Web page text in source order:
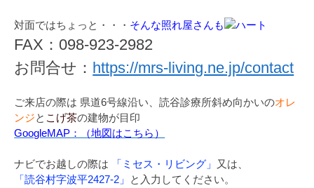
対面ではちょっと・・・ そんな照れ屋さんも
FAX：098-923-2982
お問合せ： https://mrs-living.ne.jp/contact
ご来店の際は 県道6号線沿い、読谷診療所斜め向かいのオレ
ンジと こげ茶の建物が目印
GoogleMAP：（地図はこちら）
ナビでお越しの際は 「ミセス・リビング」
又は、
「読谷村字波平2427-2」
と入力してください。